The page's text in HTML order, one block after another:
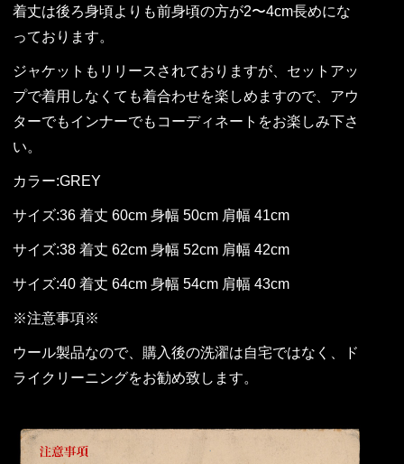
着丈は後ろ身頃よりも前身頃の方が2〜4cm長めにな
っております。
ジャケットもリリースされておりますが、セットアッ
プで着用しなくても着合わせを楽しめますので、アウ
ターでもインナーでもコーディネートをお楽しみ下さ
い。
カラー:GREY
サイズ:36 着丈 60cm 身幅 50cm 肩幅 41cm
サイズ:38 着丈 62cm 身幅 52cm 肩幅 42cm
サイズ:40 着丈 64cm 身幅 54cm 肩幅 43cm
※注意事項※
ウール製品なので、購入後の洗濯は自宅ではなく、ド
ライクリーニングをお勧め致します。